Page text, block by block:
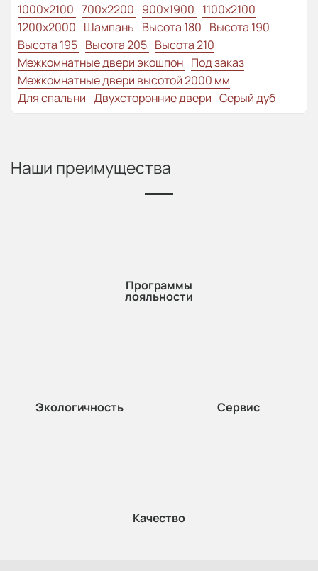
1000x2100 700x2200 900x1900 1100x2100
1200x2000 Шампань Высота 180 Высота 190
Высота 195 Высота 205 Высота 210
Межкомнатные двери экошпон Под заказ
Межкомнатные двери высотой 2000 мм
Для спальни Двухсторонние двери Серый дуб
Наши преимущества
Программы
лояльности
Экологичность Сервис
Качество